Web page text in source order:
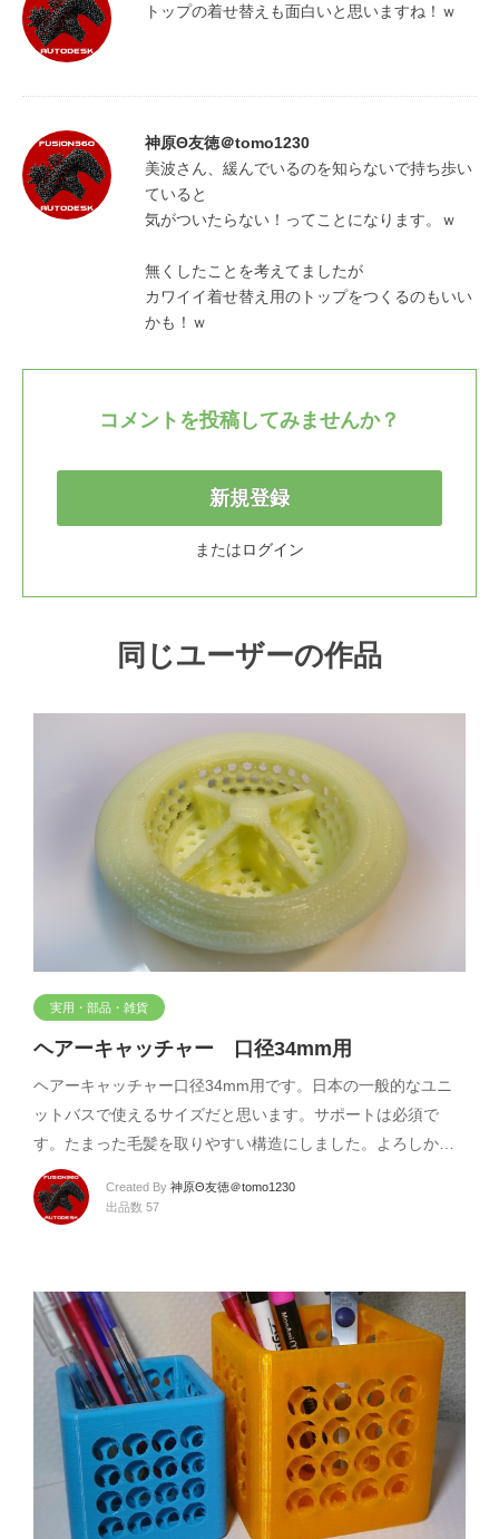
トップの着せ替えも面白いと思いますね！ｗ
神原Θ友徳＠tomo1230
美波さん、緩んでいるのを知らないで持ち歩い
ていると
気がついたらない！ってことになります。ｗ
無くしたことを考えてましたが
カワイイ着せ替え用のトップをつくるのもいい
かも！ｗ
コメントを投稿してみませんか？
新規登録
またはログイン
同じユーザーの作品
実用・部品・雑貨
ヘアーキャッチャー 口径34mm用
ヘアーキャッチャー口径34mm用です。日本の一般的なユニ
ットバスで使えるサイズだと思います。サポートは必須で
す。たまった毛髪を取りやすい構造にしました。よろしか…
Created By 神原Θ友徳＠tomo1230
出品数 57